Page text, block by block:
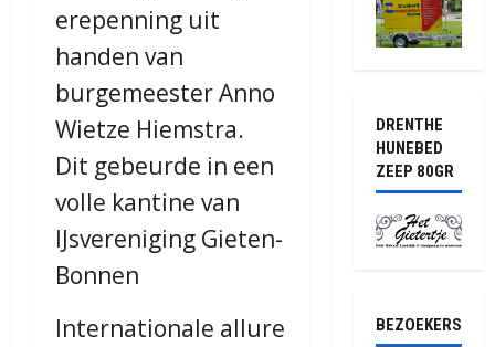
erepenning uit
handen van
burgemeester Anno
Wietze Hiemstra.
Dit gebeurde in een
volle kantine van
IJsvereniging Gieten-
Bonnen
Internationale allure
DRENTHE
HUNEBED
ZEEP 80GR
BEZOEKERS